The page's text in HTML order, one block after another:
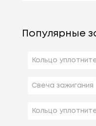
Популярные
Кольцо
Свеча зажигания
Кольцо